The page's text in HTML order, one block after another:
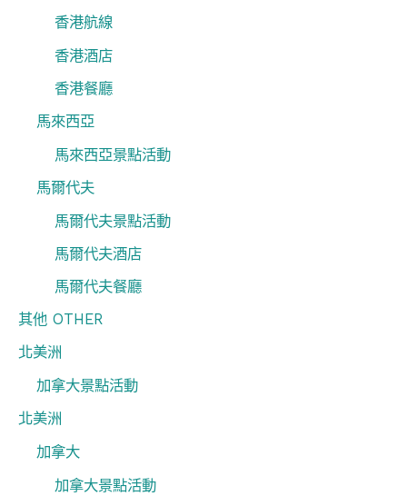
香港航線
香港酒店
香港餐廳
馬來西亞
馬來西亞景點活動
馬爾代夫
馬爾代夫景點活動
馬爾代夫酒店
馬爾代夫餐廳
其他 OTHER
北美洲
加拿大景點活動
北美洲
加拿大
加拿大景點活動